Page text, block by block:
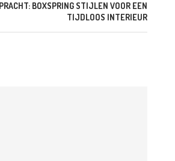
BOXSPRING STIJLEN VOOR EEN
TIJDLOOS INTERIEUR